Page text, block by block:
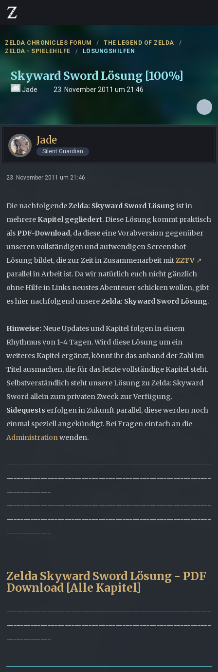
ZELDA CHRONICLES FORUM
THE LEGEND OF ZELDA
ZELDA - SPIELEHILFE
LÖSUNGSHILFEN
Skyward Sword Lösung [100%]
Jade 23. November 2011 um 21:46
Jade
Silent Guardian
23. November 2011 um 21:46
Die nachfolgendeZelda: Skyward Sword Lösungist in
mehrere Kapitel gegliedert. Diese Lösung kommt praktisch
als PDF-Download, da diese eine Vorabversion gegenüber
unseren vollständigen und aufwendigen Screenshot-
Lösung bildet, die zur Zeit in Zusammenarbeit mitZZTV
parallel in Arbeit ist. Da wir natürlich euch nicht gänzlich
ohne Hilfe in Links neustes Abenteuer schicken wollen, gibt
es hier nachfolgend unsereZelda: Skyward Sword Lösung.
Hinweise: Neue Updates und Kapitel folgen in einem
Rhythmus von 1-4 Tagen. Wird diese Lösung um ein
weiteres Kapitel ergänzt, könnt ihr das anhand der Zahl im
Titel ausmachen, die für das letzte vollständige Kapitel steht.
Selbstverständlich steht unsere Lösung zu Zelda: Skyward
Sword allein zum privaten Zweck zur Verfügung.
Sidequests erfolgen in Zukunft parallel, diese werden noch
einmal speziell angekündigt. Bei Fragen einfach an die
Administrationwenden.
------------------------------------------------------------
------------------------------------------------------------
-------------
------------------------------------------------------------
------------------------------------------------------------
-------------
Zelda Skyward Sword Lösung - PDF
Download [Alle Kapitel]
------------------------------------------------------------
------------------------------------------------------------
-------------